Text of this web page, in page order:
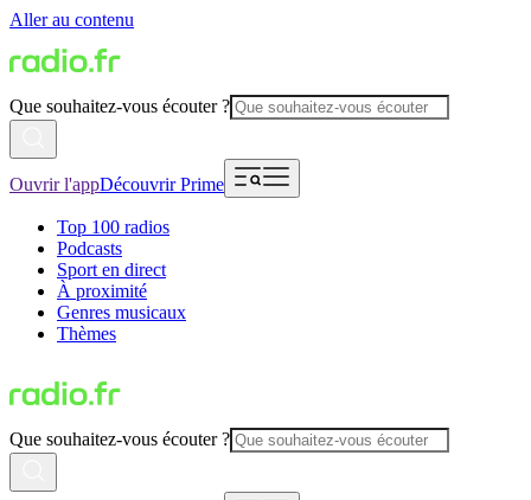
Aller au contenu
Que souhaitez-vous écouter ?
Ouvrir l'appDécouvrir Prime
Top 100 radios
Podcasts
Sport en direct
À proximité
Genres musicaux
Thèmes
Que souhaitez-vous écouter ?